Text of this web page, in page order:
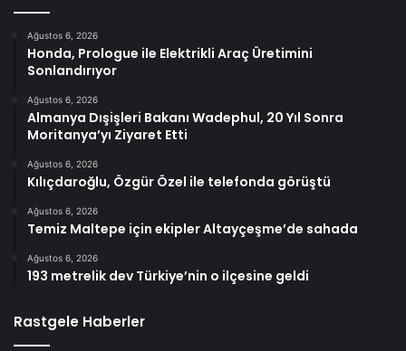
Ağustos 6, 2026
Honda, Prologue ile Elektrikli Araç Üretimini
Sonlandırıyor
Ağustos 6, 2026
Almanya Dışişleri Bakanı Wadephul, 20 Yıl Sonra
Moritanya’yı Ziyaret Etti
Ağustos 6, 2026
Kılıçdaroğlu, Özgür Özel ile telefonda görüştü
Ağustos 6, 2026
Temiz Maltepe için ekipler Altayçeşme’de sahada
Ağustos 6, 2026
193 metrelik dev Türkiye’nin o ilçesine geldi
Rastgele Haberler